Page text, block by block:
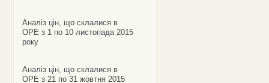
Аналіз цін, що склалися в
ОРЕ з 1 по 10 листопада 2015
року
Аналіз цін, що склалися в
ОРЕ з 21 по 31 жовтня 2015